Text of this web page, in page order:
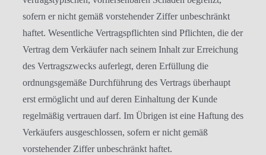
sofern er nicht gemäß vorstehender Ziffer unbeschränkt
haftet. Wesentliche Vertragspflichten sind Pflichten, die der
Vertrag dem Verkäufer nach seinem Inhalt zur Erreichung
des Vertragszwecks auferlegt, deren Erfüllung die
ordnungsgemäße Durchführung des Vertrags überhaupt
erst ermöglicht und auf deren Einhaltung der Kunde
regelmäßig vertrauen darf. Im Übrigen ist eine Haftung des
Verkäufers ausgeschlossen, sofern er nicht gemäß
vorstehender Ziffer unbeschränkt haftet.